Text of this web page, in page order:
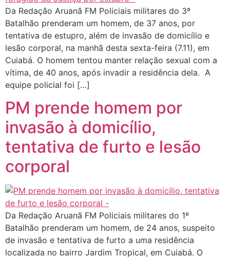
Da Redação Aruanã FM Policiais militares do 3º
Batalhão prenderam um homem, de 37 anos, por
tentativa de estupro, além de invasão de domicílio e
lesão corporal, na manhã desta sexta-feira (7.11), em
Cuiabá. O homem tentou manter relação sexual com a
vítima, de 40 anos, após invadir a residência dela. A
equipe policial foi […]
PM prende homem por
invasão à domicílio,
tentativa de furto e lesão
corporal
Da Redação Aruanã FM Policiais militares do 1º
Batalhão prenderam um homem, de 24 anos, suspeito
de invasão e tentativa de furto a uma residência
localizada no bairro Jardim Tropical, em Cuiabá. O